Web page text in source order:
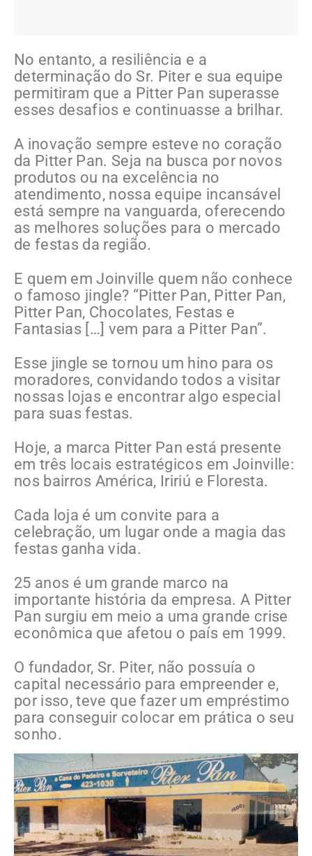
No entanto, a resiliência e a
determinação do Sr. Piter e sua equipe
permitiram que a Pitter Pan superasse
esses desafios e continuasse a brilhar.
A inovação sempre esteve no coração
da Pitter Pan. Seja na busca por novos
produtos ou na excelência no
atendimento, nossa equipe incansável
está sempre na vanguarda, oferecendo
as melhores soluções para o mercado
de festas da região.
E quem em Joinville quem não conhece
o famoso jingle? “Pitter Pan, Pitter Pan,
Pitter Pan, Chocolates, Festas e
Fantasias […] vem para a Pitter Pan”.
Esse jingle se tornou um hino para os
moradores, convidando todos a visitar
nossas lojas e encontrar algo especial
para suas festas.
Hoje, a marca Pitter Pan está presente
em três locais estratégicos em Joinville:
nos bairros América, Iririú e Floresta.
Cada loja é um convite para a
celebração, um lugar onde a magia das
festas ganha vida.
25 anos é um grande marco na
importante história da empresa. A Pitter
Pan surgiu em meio a uma grande crise
econômica que afetou o país em 1999.
O fundador, Sr. Piter, não possuía o
capital necessário para empreender e,
por isso, teve que fazer um empréstimo
para conseguir colocar em prática o seu
sonho.